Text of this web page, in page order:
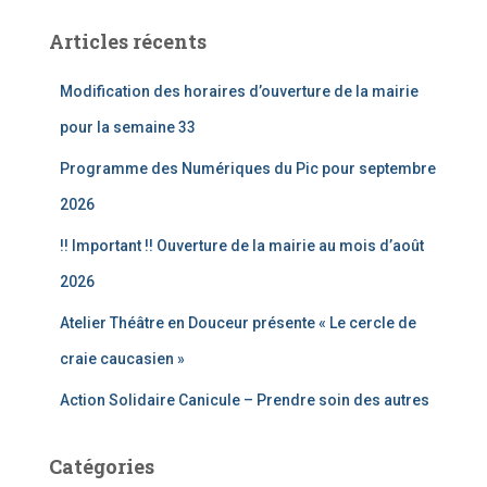
rArticles récents
Modification des horaires d’ouverture de la mairie
pour la semaine 33
Programme des Numériques du Pic pour septembre
2026
!! Important !! Ouverture de la mairie au mois d’août
2026
Atelier Théâtre en Douceur présente « Le cercle de
craie caucasien »
Action Solidaire Canicule – Prendre soin des autres
Catégories